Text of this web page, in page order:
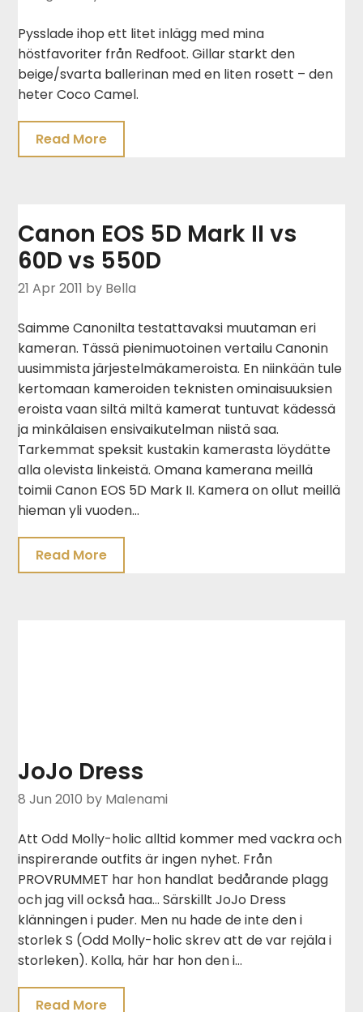
Pysslade ihop ett litet inlägg med mina
höstfavoriter från Redfoot. Gillar starkt den
beige/svarta ballerinan med en liten rosett – den
heter Coco Camel.
Read More
Canon EOS 5D Mark II vs
60D vs 550D
21 Apr 2011 by Bella
Saimme Canonilta testattavaksi muutaman eri
kameran. Tässä pienimuotoinen vertailu Canonin
uusimmista järjestelmäkameroista. En niinkään tule
kertomaan kameroiden teknisten ominaisuuksien
eroista vaan siltä miltä kamerat tuntuvat kädessä
ja minkälaisen ensivaikutelman niistä saa.
Tarkemmat speksit kustakin kamerasta löydätte
alla olevista linkeistä. Omana kamerana meillä
toimii Canon EOS 5D Mark II. Kamera on ollut meillä
hieman yli vuoden…
Read More
JoJo Dress
8 Jun 2010 by Malenami
Att Odd Molly-holic alltid kommer med vackra och
inspirerande outfits är ingen nyhet. Från
PROVRUMMET har hon handlat bedårande plagg
och jag vill också haa… Särskillt JoJo Dress
klänningen i puder. Men nu hade de inte den i
storlek S (Odd Molly-holic skrev att de var rejäla i
storleken). Kolla, här har hon den i…
Read More